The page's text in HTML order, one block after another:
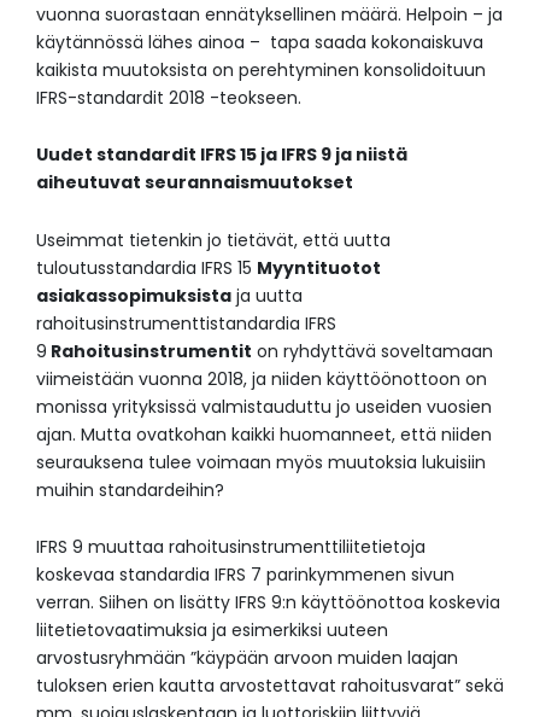
vuonna suorastaan ennätyksellinen määrä. Helpoin – ja
käytännössä lähes ainoa – tapa saada kokonaiskuva
kaikista muutoksista on perehtyminen konsolidoituun
IFRS-standardit 2018 -teokseen.
Uudet standardit IFRS 15 ja IFRS 9 ja niistä
aiheutuvat seurannaismuutokset
Useimmat tietenkin jo tietävät, että uutta
tuloutusstandardia IFRS 15 Myyntituotot
asiakassopimuksista ja uutta
rahoitusinstrumenttistandardia IFRS
9 Rahoitusinstrumentit on ryhdyttävä soveltamaan
viimeistään vuonna 2018, ja niiden käyttöönottoon on
monissa yrityksissä valmistauduttu jo useiden vuosien
ajan. Mutta ovatkohan kaikki huomanneet, että niiden
seurauksena tulee voimaan myös muutoksia lukuisiin
muihin standardeihin?
IFRS 9 muuttaa rahoitusinstrumenttiliitetietoja
koskevaa standardia IFRS 7 parinkymmenen sivun
verran. Siihen on lisätty IFRS 9:n käyttöönottoa koskevia
liitetietovaatimuksia ja esimerkiksi uuteen
arvostusryhmään ”käypään arvoon muiden laajan
tuloksen erien kautta arvostettavat rahoitusvarat” sekä